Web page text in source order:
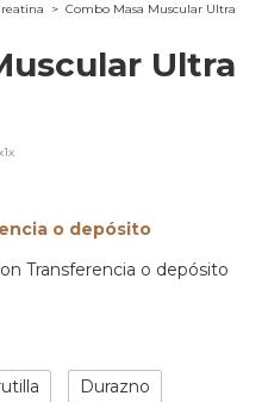
> Combo Masa Muscular Ultra
Ultra
o depósito
Transferencia o depósito
Durazno